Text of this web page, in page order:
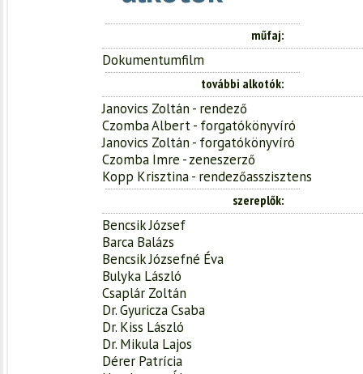
műfaj
Dokumentumfilm
további alkotók
Janovics Zoltán - rendező
Czomba Albert - forgatókönyvíró
Janovics Zoltán - forgatókönyvíró
Czomba Imre - zeneszerző
Kopp Krisztina - rendezőasszisztens
szereplők
Bencsik József
Barca Balázs
Bencsik Józsefné Éva
Bulyka László
Csaplár Zoltán
Dr. Gyuricza Csaba
Dr. Kiss László
Dr. Mikula Lajos
Dérer Patrícia